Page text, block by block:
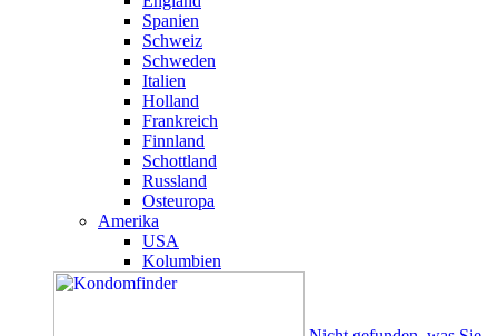
Spanien
Schweiz
Schweden
Italien
Holland
Frankreich
Finnland
Schottland
Russland
Osteuropa
Amerika
USA
Kolumbien